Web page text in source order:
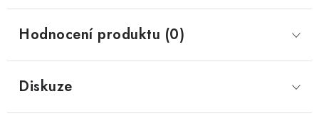
Hodnocení produktu (0)
Diskuze